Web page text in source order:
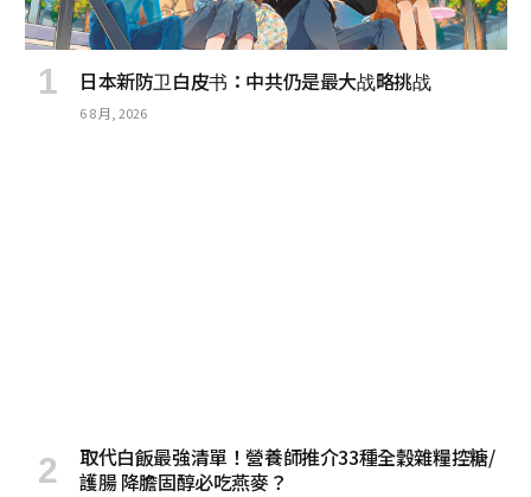
日本新防卫白皮书：中共仍是最大战略挑战
6 8 月, 2026
取代白飯最強清單！營養師推介33種全穀雜糧控糖/
護腸 降膽固醇必吃燕麥？